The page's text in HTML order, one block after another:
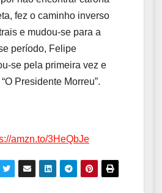
fez o caminho inverso
e mudou-se para a
período, Felipe
se pela primeira vez e
Presidente Morreu”.
amzn.to/3HeQbJe